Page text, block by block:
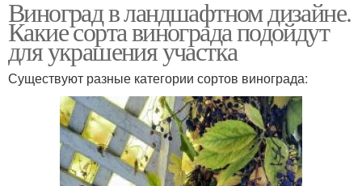
Виноград в ландшафтном дизайне.
Какие сорта винограда подойдут
для украшения участка
Существуют разные категории сортов винограда: